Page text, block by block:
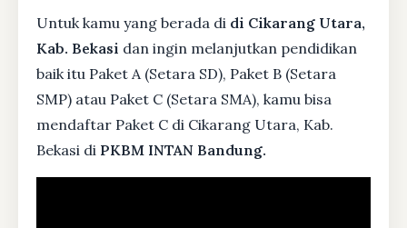
Untuk kamu yang berada di di Cikarang Utara,
Kab. Bekasi dan ingin melanjutkan pendidikan
baik itu Paket A (Setara SD), Paket B (Setara
SMP) atau Paket C (Setara SMA), kamu bisa
mendaftar Paket C di Cikarang Utara, Kab.
Bekasi di PKBM INTAN Bandung.